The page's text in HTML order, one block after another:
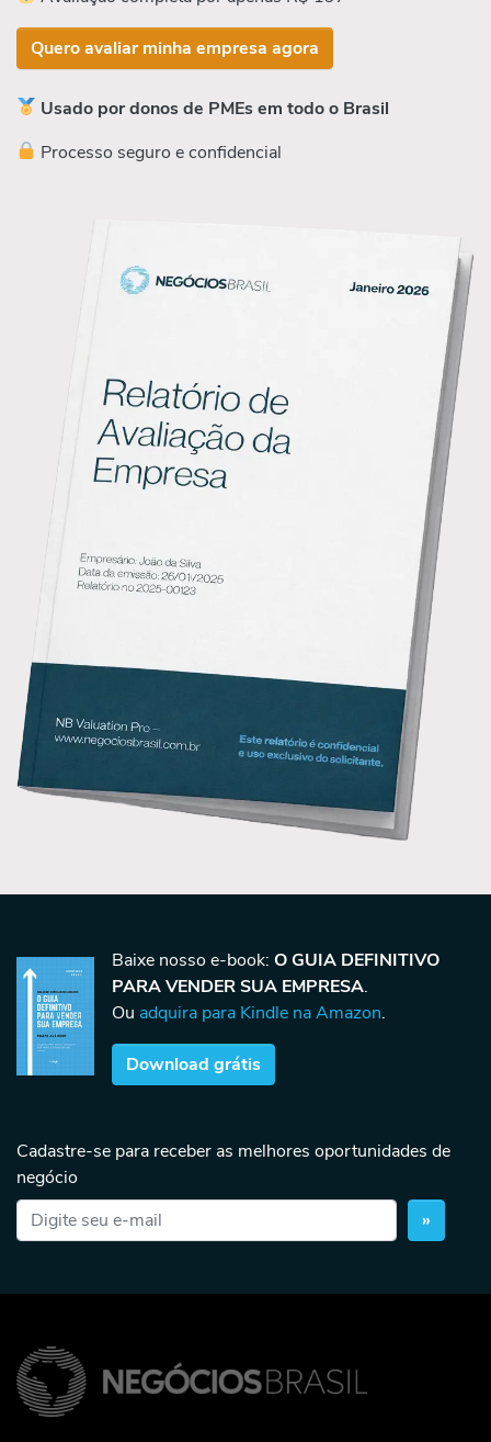
Quero avaliar minha empresa agora
Usado por donos de PMEs em todo o Brasil
Processo seguro e confidencial
Baixe nosso e-book: O GUIA DEFINITIVO
PARA VENDER SUA EMPRESA.
Ou adquira para Kindle na Amazon.
Download grátis
Cadastre-se para receber as melhores oportunidades de
negócio
»